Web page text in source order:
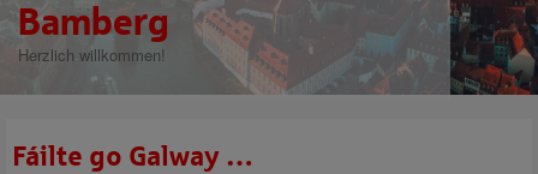
Bamberg
Herzlich willkommen!
Fáilte go Galway …